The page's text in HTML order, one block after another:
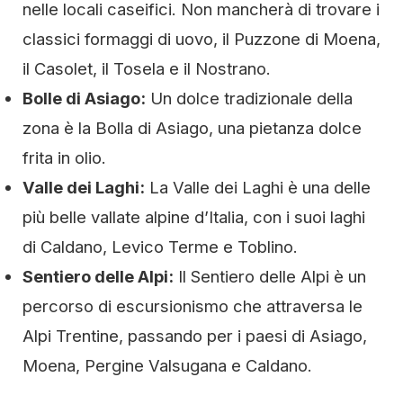
nelle locali caseifici. Non mancherà di trovare i
classici formaggi di uovo, il Puzzone di Moena,
il Casolet, il Tosela e il Nostrano.
Bolle di Asiago: Un dolce tradizionale della
zona è la Bolla di Asiago, una pietanza dolce
frita in olio.
Valle dei Laghi: La Valle dei Laghi è una delle
più belle vallate alpine d’Italia, con i suoi laghi
di Caldano, Levico Terme e Toblino.
Sentiero delle Alpi: Il Sentiero delle Alpi è un
percorso di escursionismo che attraversa le
Alpi Trentine, passando per i paesi di Asiago,
Moena, Pergine Valsugana e Caldano.